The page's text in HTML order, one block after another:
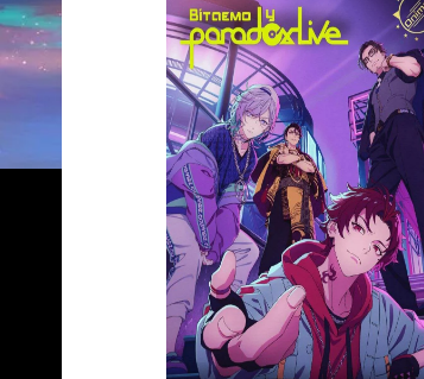
3 706
Переглядів
0 20